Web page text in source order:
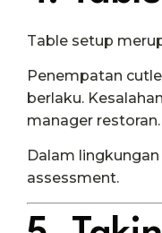
Table setup
Penempatan
berlaku.
manager restoran.
Dalam
assessment.